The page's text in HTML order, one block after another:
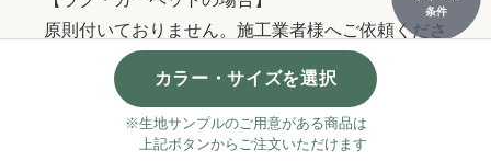
条件
カラー・サイズを選択
※生地サンプルのご用意がある商品は
上記ボタンからご注文いただけます
原則付いておりません。施工業者様へご依頼くださ
※一部ご用意できる商品もございますので、お問い
合わせください。（商品発送後の対応不可）
※防炎証明書は発行できますのでお問合せくださ